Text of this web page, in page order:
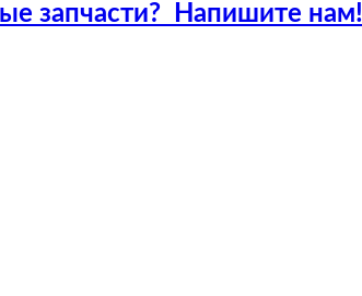
запчасти? Напишите нам!